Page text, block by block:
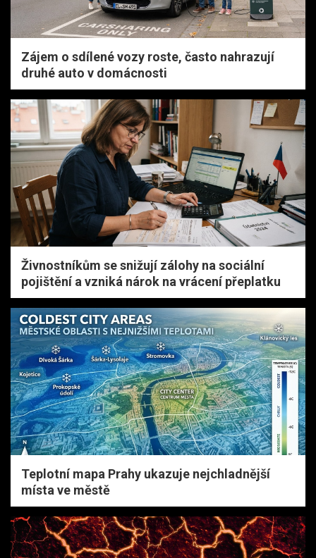
Zájem o sdílené vozy roste, často nahrazují
druhé auto v domácnosti
Živnostníkům se snižují zálohy na sociální
pojištění a vzniká nárok na vrácení přeplatku
Teplotní mapa Prahy ukazuje nejchladnější
místa ve městě